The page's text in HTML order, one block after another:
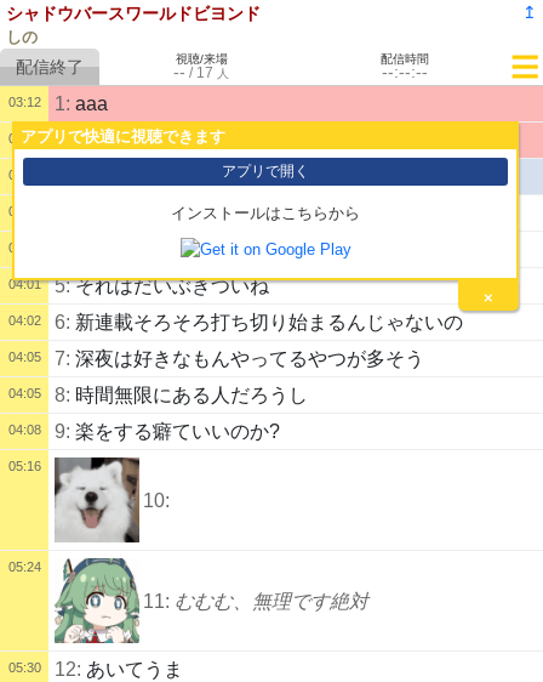
シャドウバースワールドビヨンド ↥
しの
アプリで快適に視聴できます
アプリで開く
インストールはこちらから
×
視聴/来場
-- / 17 人
配信時間
--:--:--
03:12 1: aaa
03:12 2:デイリー更新まで
03:12 公開配信を開始しました。
04:01
04:01 今週のジャンプ面白かった?
04:01 5:それはだいぶきついね
04:02 6: 新連載そろそろ打ち切り始まるんじゃないの
04:05 7: 深夜は好きなもんやってるやつが多そう
04:05 8: 時間無限にある人だろうし
04:08 9: 楽をする癖ていいのか?
05:16
10:
05:24
11: むむむ、無理です絶対
05:30 12: あいてうま